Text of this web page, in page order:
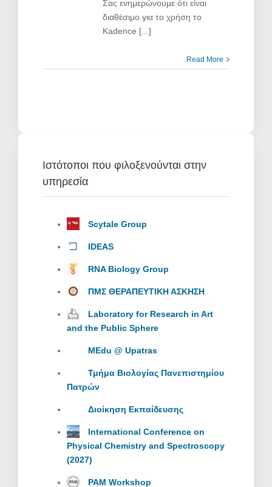
Theme
Σας ενημερώνουμε ότι είναι
διαθέσιμο για το χρήση το
Kadence [...]
Read More
Ιστότοποι που φιλοξενούνται στην
υπηρεσία
Scytale Group
IDEAS
RNA Biology Group
ΠΜΣ ΘΕΡΑΠΕΥΤΙΚΗ ΑΣΚΗΣΗ
Laboratory for Research in Art
and the Public Sphere
MEdu @ Upatras
Τμήμα Βιολογίας Πανεπιστημίου
Πατρών
Διοίκηση Εκπαίδευσης
International Conference on
Physical Chemistry and Spectroscopy
(2027)
PAM Workshop